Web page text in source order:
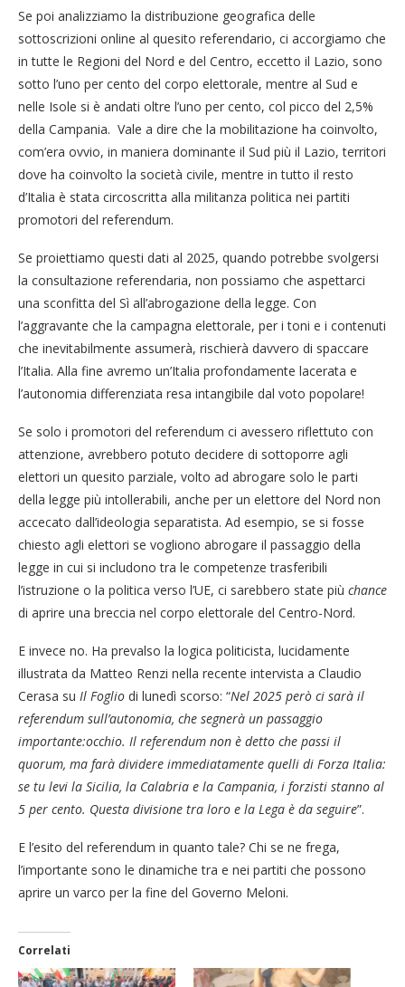
Se poi analizziamo la distribuzione geografica delle
sottoscrizioni online al quesito referendario, ci accorgiamo che
in tutte le Regioni del Nord e del Centro, eccetto il Lazio, sono
sotto l’uno per cento del corpo elettorale, mentre al Sud e
nelle Isole si è andati oltre l’uno per cento, col picco del 2,5%
della Campania. Vale a dire che la mobilitazione ha coinvolto,
com’era ovvio, in maniera dominante il Sud più il Lazio, territori
dove ha coinvolto la società civile, mentre in tutto il resto
d’Italia è stata circoscritta alla militanza politica nei partiti
promotori del referendum.
Se proiettiamo questi dati al 2025, quando potrebbe svolgersi
la consultazione referendaria, non possiamo che aspettarci
una sconfitta del Sì all’abrogazione della legge. Con
l’aggravante che la campagna elettorale, per i toni e i contenuti
che inevitabilmente assumerà, rischierà davvero di spaccare
l’Italia. Alla fine avremo un’Italia profondamente lacerata e
l’autonomia differenziata resa intangibile dal voto popolare!
Se solo i promotori del referendum ci avessero riflettuto con
attenzione, avrebbero potuto decidere di sottoporre agli
elettori un quesito parziale, volto ad abrogare solo le parti
della legge più intollerabili, anche per un elettore del Nord non
accecato dall’ideologia separatista. Ad esempio, se si fosse
chiesto agli elettori se vogliono abrogare il passaggio della
legge in cui si includono tra le competenze trasferibili
l’istruzione o la politica verso l’UE, ci sarebbero state più chance
di aprire una breccia nel corpo elettorale del Centro-Nord.
E invece no. Ha prevalso la logica politicista, lucidamente
illustrata da Matteo Renzi nella recente intervista a Claudio
Cerasa su Il Foglio di lunedì scorso: “Nel 2025 però ci sarà il
referendum sull’autonomia, che segnerà un passaggio
importante:occhio. Il referendum non è detto che passi il
quorum, ma farà dividere immediatamente quelli di Forza Italia:
se tu levi la Sicilia, la Calabria e la Campania, i forzisti stanno al
5 per cento. Questa divisione tra loro e la Lega è da seguire”.
E l’esito del referendum in quanto tale? Chi se ne frega,
l’importante sono le dinamiche tra e nei partiti che possono
aprire un varco per la fine del Governo Meloni.
Correlati